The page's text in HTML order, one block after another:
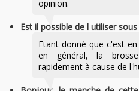
opinion.
Est il possible de l utiliser
Etant donné que c'est
en général, la
rapidement à cause de